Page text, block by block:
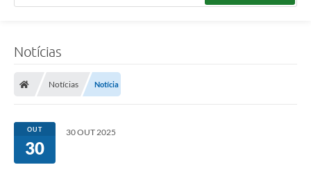
Notícias
Notícias Notícia
OUT
30
30 OUT 2025